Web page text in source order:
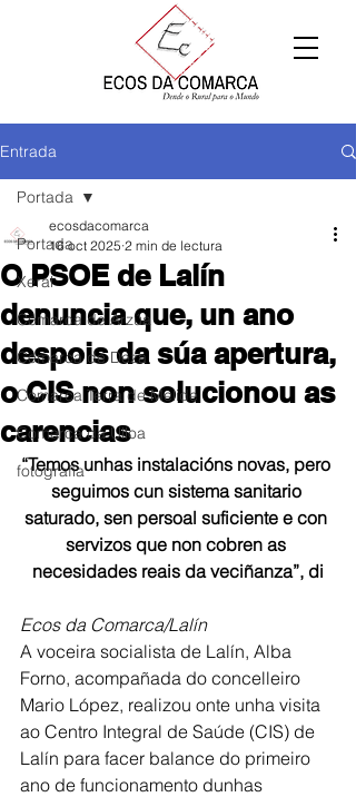
Entrada
Portada
Xeral
Comarca de Arzúa
Comarca de Deza
Comarca Terra de Melide
Comarca da Ulloa
fotografía
Portada
O PSOE de Lalín
denuncia que, un ano
despois da súa apertura,
o CIS non solucionou as
carencias
ecosdacomarca
16 oct 2025 2 min de lectura
“Temos unhas instalacións novas, pero
seguimos cun sistema sanitario
saturado, sen persoal suficiente e con
servizos que non cobren as
necesidades reais da veciñanza”, di
Ecos da Comarca/Lalín
A voceira socialista de Lalín, Alba
Forno, acompañada do concelleiro
Mario López, realizou onte unha visita
ao Centro Integral de Saúde (CIS) de
Lalín para facer balance do primeiro
ano de funcionamento dunhas